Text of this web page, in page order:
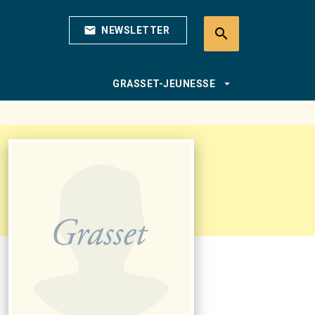
mail NEWSLETTER search
GRASSET-JEUNESSE arrow_drop_down